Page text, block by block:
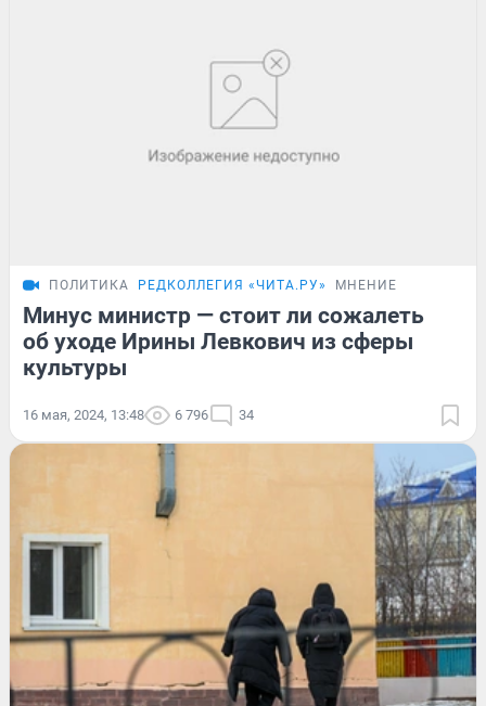
ПОЛИТИКА РЕДКОЛЛЕГИЯ «ЧИТА.РУ» МНЕНИЕ
Минус министр — стоит ли сожалеть
об уходе Ирины Левкович из сферы
культуры
16 мая, 2024, 13:48 6 796 34